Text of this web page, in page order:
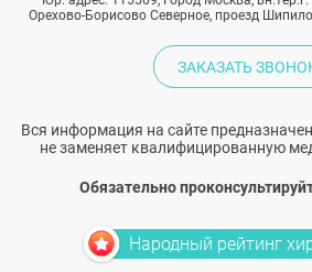
Орехово-Борисово Северное, проезд
ЗАКАЗАТЬ
Вся информация на сайте
не заменяет квалифицированную
Обязательно
Народный рейтинг